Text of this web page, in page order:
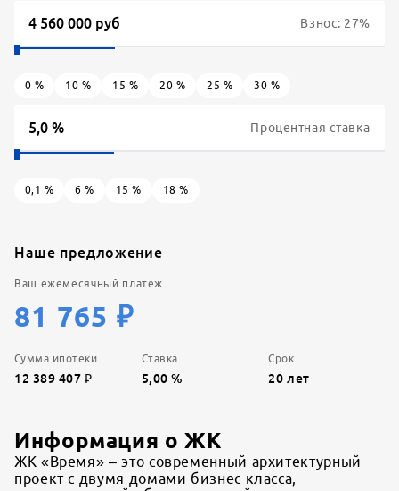
Взнос: 27%
0 % 10 % 15 % 20 % 25 % 30 %
Процентная ставка
0,1 % 6 % 15 % 18 %
Наше предложение
Ваш ежемесячный платеж
81 765 ₽
Сумма ипотеки
12 389 407 ₽
Ставка
5,00 %
Срок
20 лет
Информация о ЖК
ЖК «Время» – это современный архитектурный
проект с двумя домами бизнес-класса,